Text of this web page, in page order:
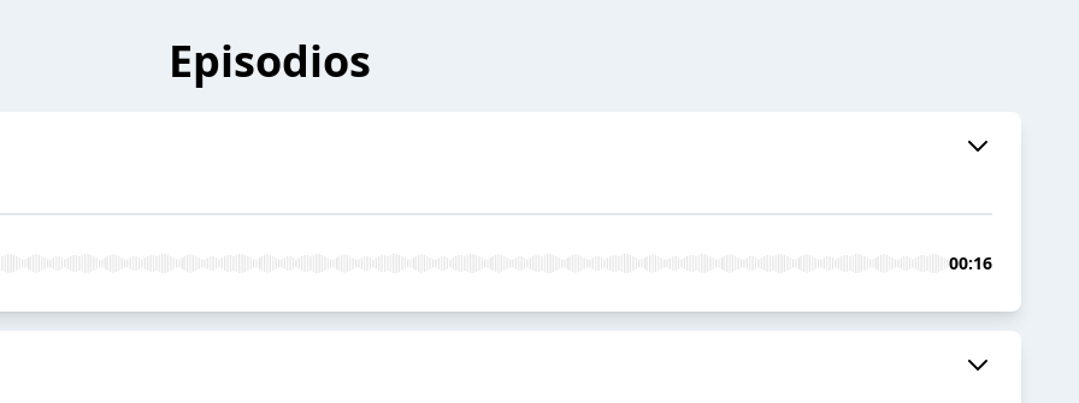
Episodios
00:16